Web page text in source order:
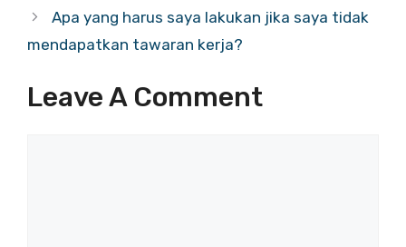
Apa yang harus saya lakukan jika saya tidak
mendapatkan tawaran kerja?
Leave A Comment